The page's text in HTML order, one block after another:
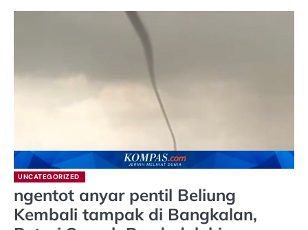
UNCATEGORIZED
ngentot anyar pentil Beliung
Kembali tampak di Bangkalan,